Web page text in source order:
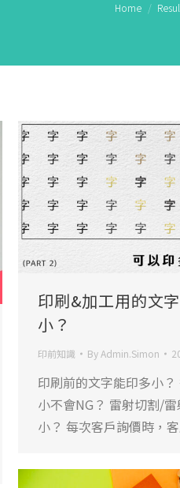
Home
印刷&加工用的文
小？
印前知識 ByAdmin.Simon
印刷前的文字能印多小
小不會NG？ 雷射切割/
小？ 每次客戶詢價時，